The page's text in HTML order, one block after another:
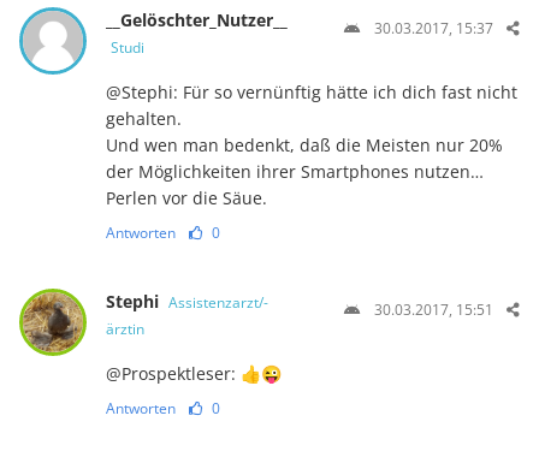
__Gelöschter_Nutzer__
Studi
30.03.2017, 15:37
@Stephi: Für so vernünftig hätte ich dich fast nicht
gehalten.
Und wen man bedenkt, daß die Meisten nur 20%
der Möglichkeiten ihrer Smartphones nutzen…
Perlen vor die Säue.
Antworten 0
Stephi Assistenzarzt/-
ärztin
30.03.2017, 15:51
@Prospektleser: 👍😜
Antworten 0